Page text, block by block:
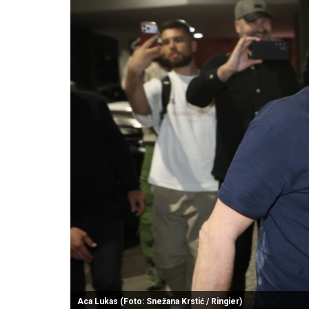
Aca Lukas (Foto: Snežana Krstić / Ringier)